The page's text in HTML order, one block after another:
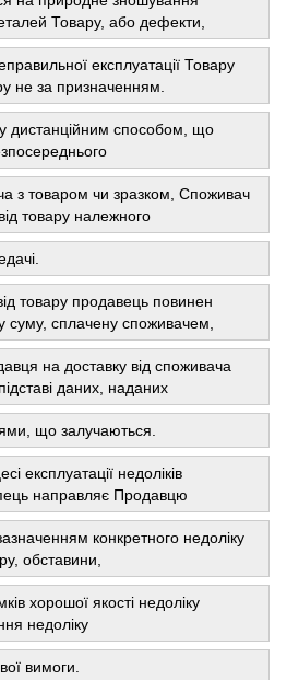
Товару, або дефекти,
експлуатації Товару
не за призначенням.
дистанційним способом, що
з товаром чи зразком, Споживач
товару належного
товару продавець повинен
суму, сплачену споживачем,
на доставку від споживача
даних, наданих
що залучаються.
експлуатації недоліків
направляє Продавцю
конкретного недоліку
обставини,
хорошої якості недоліку
недоліку
вимоги.